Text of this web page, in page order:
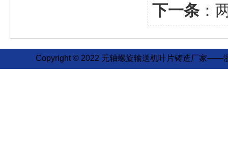
下一条：
Copyright © 2022 无轴螺旋输送机叶片铸造厂家——